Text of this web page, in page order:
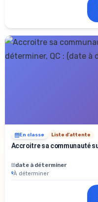
En classe Liste d'attente
Accroitre sa communauté
date à déterminer
À déterminer